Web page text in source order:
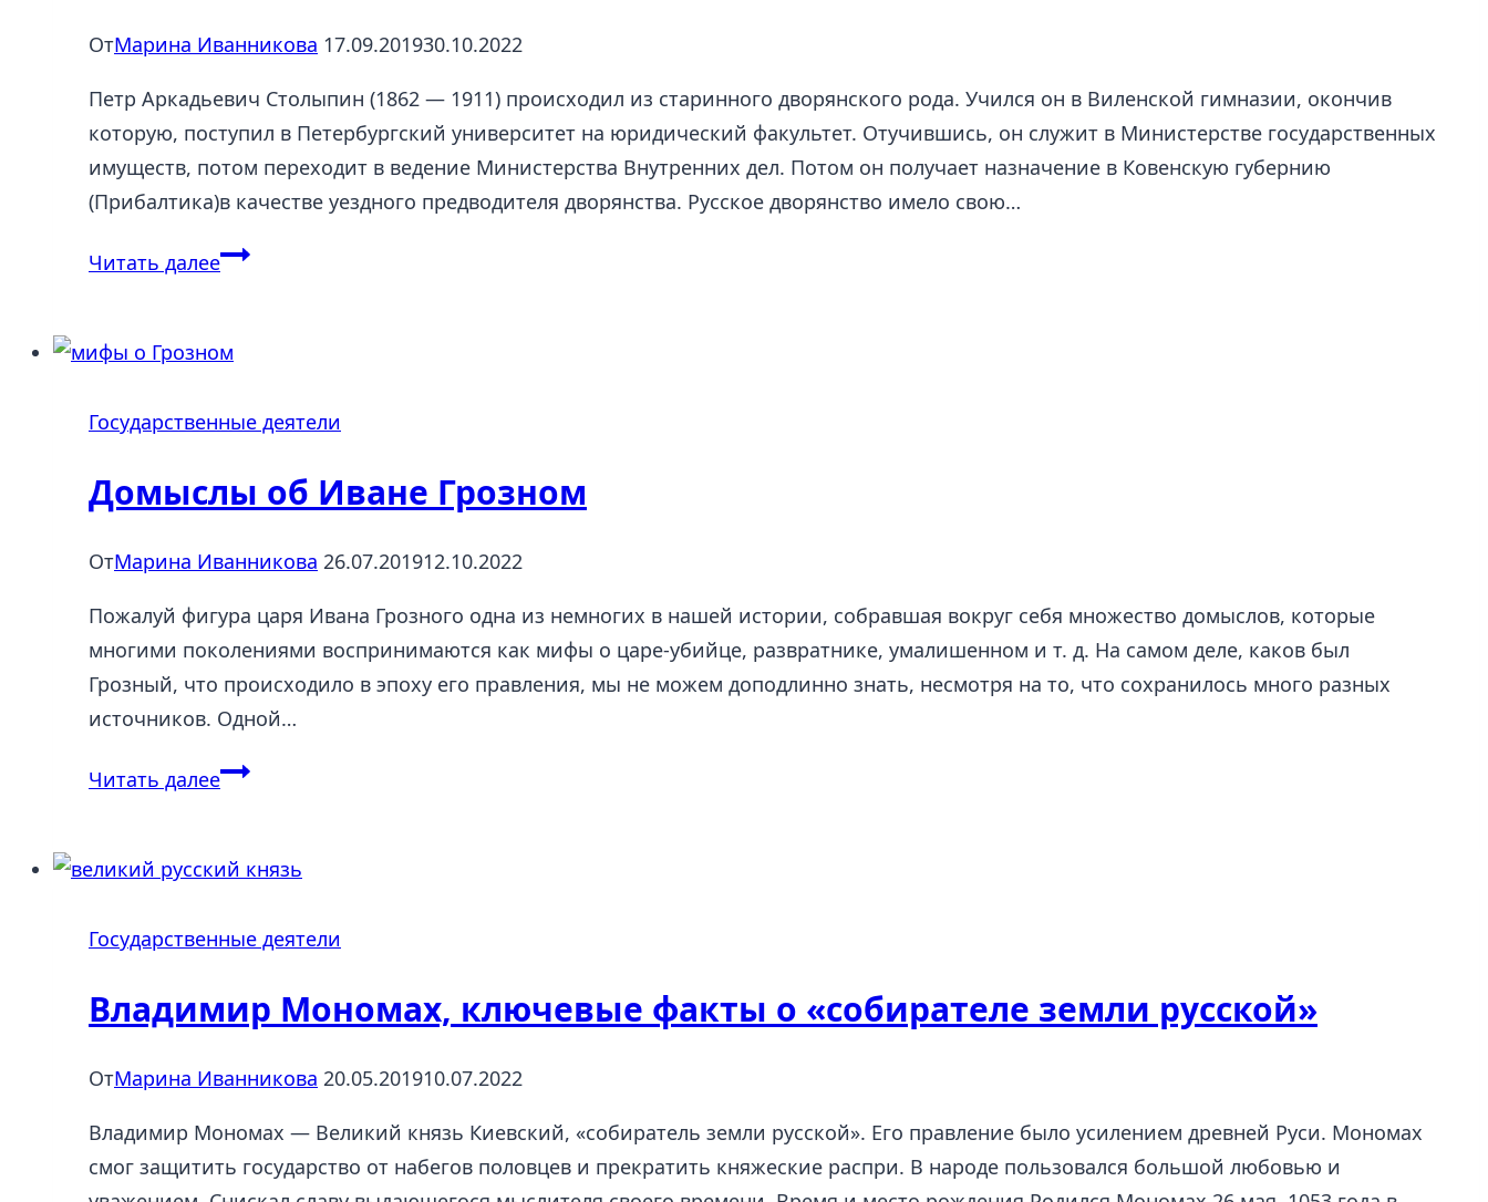
ОтМарина Иванникова 17.09.201930.10.2022
Петр Аркадьевич Столыпин (1862 — 1911) происходил из старинного дворянского рода. Учился он в Виленской гимназии, окончив
которую, поступил в Петербургский университет на юридический факультет. Отучившись, он служит в Министерстве государственных
имуществ, потом переходит в ведение Министерства Внутренних дел. Потом он получает назначение в Ковенскую губернию
(Прибалтика)в качестве уездного предводителя дворянства. Русское дворянство имело свою…
Читать далееСтолыпин
(1862-
Дрезден
Киев
Государственные деятели
Домыслы об Иване Грозном
ОтМарина Иванникова 26.07.201912.10.2022
Пожалуй фигура царя Ивана Грозного одна из немногих в нашей истории, собравшая вокруг себя множество домыслов, которые
многими поколениями воспринимаются как мифы о царе-убийце, развратнике, умалишенном и т. д. На самом деле, каков был
Грозный, что происходило в эпоху его правления, мы не можем доподлинно знать, несмотря на то, что сохранилось много разных
источников. Одной…
Читать далееДомыслы
Грозном
Государственные деятели
Владимир Мономах, ключевые факты о «собирателе земли русской»
ОтМарина Иванникова 20.05.201910.07.2022
Владимир Мономах — Великий князь Киевский, «собиратель земли русской». Его правление было усилением древней Руси. Мономах
смог защитить государство от набегов половцев и прекратить княжеские распри. В народе пользовался большой любовью и